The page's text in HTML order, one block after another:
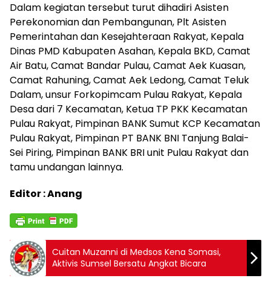
Dalam kegiatan tersebut turut dihadiri Asisten
Perekonomian dan Pembangunan, Plt Asisten
Pemerintahan dan Kesejahteraan Rakyat, Kepala
Dinas PMD Kabupaten Asahan, Kepala BKD, Camat
Air Batu, Camat Bandar Pulau, Camat Aek Kuasan,
Camat Rahuning, Camat Aek Ledong, Camat Teluk
Dalam, unsur Forkopimcam Pulau Rakyat, Kepala
Desa dari 7 Kecamatan, Ketua TP PKK Kecamatan
Pulau Rakyat, Pimpinan BANK Sumut KCP Kecamatan
Pulau Rakyat, Pimpinan PT BANK BNI Tanjung Balai-
Sei Piring, Pimpinan BANK BRI unit Pulau Rakyat dan
tamu undangan lainnya.
Editor : Anang
Cuitan Muzanni di Medsos Kena Somasi,
Aktivis Sumsel Bersatu Angkat Bicara